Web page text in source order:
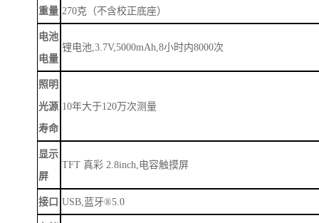
重量 270克（不含校正底座）
电池
电量
锂电池 ,3.7V,5000mAh,8小时内8000次
照明
光源
寿命
10年大于120万次测量
显示
屏
TFT 真彩 2.8inch,电容触摸屏
接口 USB,蓝牙®5.0